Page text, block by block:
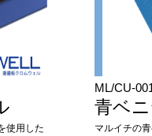
使用した
ML/CU-
青ベ
マルイチの